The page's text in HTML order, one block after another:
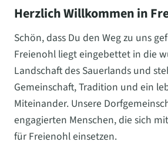
Herzlich Willkommen in
Schön, dass Du den Weg zu uns
Freienohl liegt eingebettet in die
Landschaft des Sauerlands und
Gemeinschaft, Tradition und ein
Miteinander. Unsere
engagierten Menschen, die sich
für Freienohl einsetzen.